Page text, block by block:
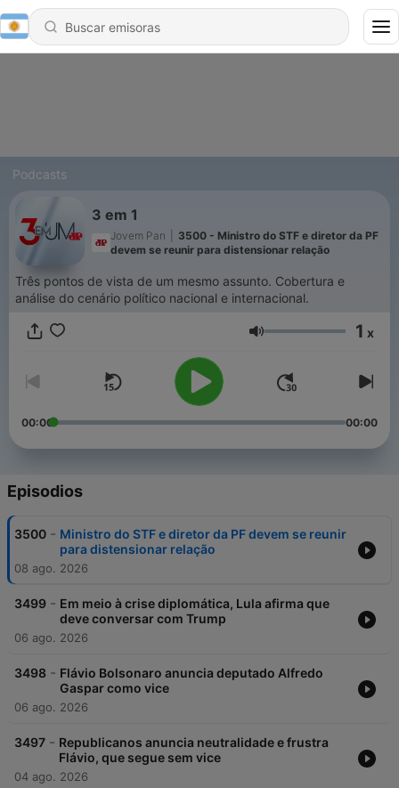
Podcasts
3 em 1
Jovem Pan
3500 - Ministro do STF e diretor da PF
devem se reunir para distensionar relação
Três pontos de vista de um mesmo assunto. Cobertura e
análise do cenário político nacional e internacional.
Volumen 1 x
00:00 00:00
Episodios
3500 - Ministro do STF e diretor da PF devem se reunir
para distensionar relação
08 ago. 2026
3499 - Em meio à crise diplomática, Lula afirma que
deve conversar com Trump
06 ago. 2026
3498 - Flávio Bolsonaro anuncia deputado Alfredo
Gaspar como vice
06 ago. 2026
3497 - Republicanos anuncia neutralidade e frustra
Flávio, que segue sem vice
04 ago. 2026